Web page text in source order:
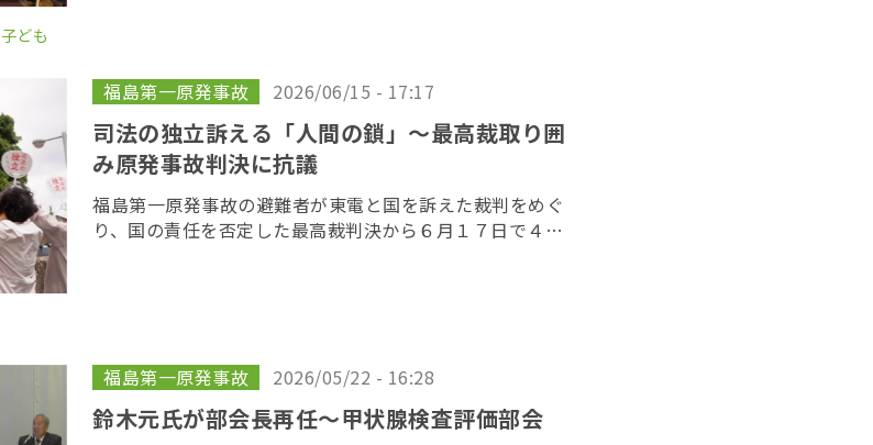
子ども
福島第一原発事故 2026/06/15 - 17:17
司法の独立訴える「人間の鎖」〜最高裁取り囲
み原発事故判決に抗議
福島第一原発事故の避難者が東電と国を訴えた裁判をめぐ
り、国の責任を否定した最高裁判決から６月１７日で４年
福島第一原発事故 2026/05/22 - 16:28
鈴木元氏が部会長再任〜甲状腺検査評価部会